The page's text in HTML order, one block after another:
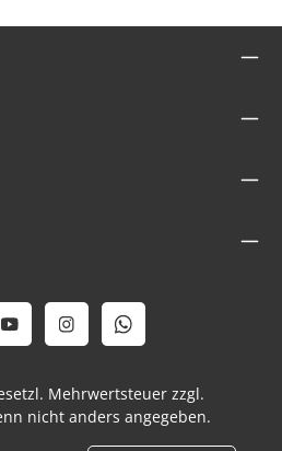
Mehrwertsteuer zzgl.
nicht anders angegeben.